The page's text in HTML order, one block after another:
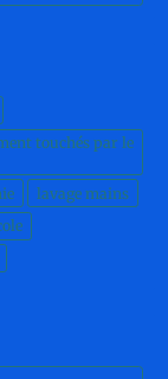
touchés par le
lavage mains